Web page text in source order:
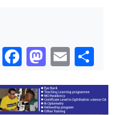
Facebook
Email